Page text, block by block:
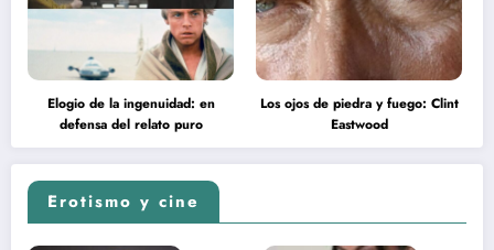
Elogio de la ingenuidad: en
defensa del relato puro
Los ojos de piedra y fuego: Clint
Eastwood
Erotismo y cine